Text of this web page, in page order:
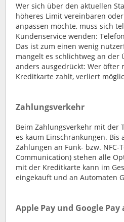
Wer sich über den aktuellen
höheres Limit vereinbaren
anpassen möchte, muss sich
Kundenservice wenden:
Das ist zum einen wenig
mangelt es schlichtweg an der
anders ausgedrückt: Wer öfter
Kreditkarte zahlt, verliert
Zahlungsverkehr
Beim Zahlungsverkehr mit der
es kaum Einschränkungen. Bis
Zahlungen an Funk- bzw. NFC-
Communication) stehen alle
mit der Kreditkarte kann im
eingekauft und an Automaten
Apple Pay und Google